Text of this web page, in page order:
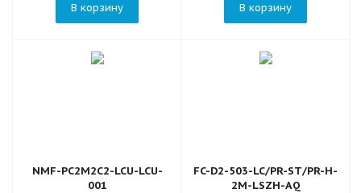
В корзину В корзину
NMF-PC2M2C2-LCU-LCU-
001
FC-D2-503-LC/PR-ST/PR-H-
2M-LSZH-AQ